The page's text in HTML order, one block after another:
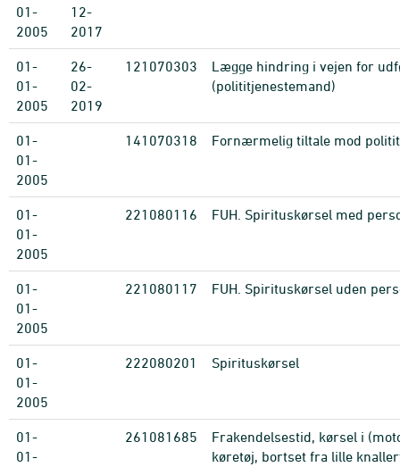
01-
2005
12-
2017
01-
01-
2005
26-
02-
2019
121070303
Lægge hindring i vejen for
(polititjenestemand)
01-
01-
2005
141070318 Fornærmelig tiltale mod
01-
01-
2005
221080116 FUH. Spirituskørsel med
01-
01-
2005
221080117 FUH. Spirituskørsel uden
01-
01-
2005
222080201 Spirituskørsel
01-
01-
261081685
Frakendelsestid, kørsel i
køretøj, bortset fra lille